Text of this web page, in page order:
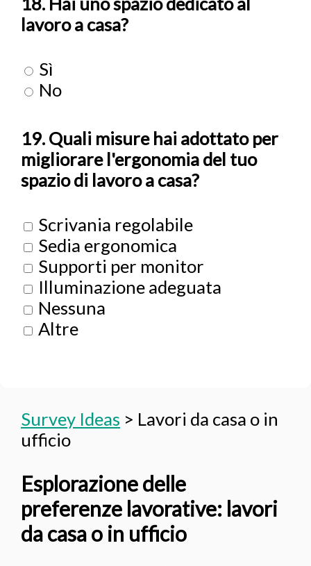
lavoro a casa?
Sì
No
19. Quali misure hai adottato per
migliorare l'ergonomia del tuo
spazio di lavoro a casa?
Scrivania regolabile
Sedia ergonomica
Supporti per monitor
Illuminazione adeguata
Nessuna
Altre
Survey Ideas > Lavori da casa o in
ufficio
Esplorazione delle
preferenze lavorative: lavori
da casa o in ufficio